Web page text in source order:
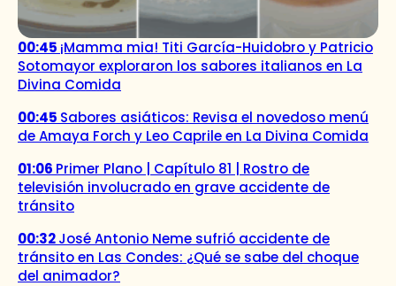
00:45 ¡Mamma mia! Titi García-Huidobro y Patricio
Sotomayor exploraron los sabores italianos en La
Divina Comida
00:45 Sabores asiáticos: Revisa el novedoso menú
de Amaya Forch y Leo Caprile en La Divina Comida
01:06 Primer Plano | Capítulo 81 | Rostro de
televisión involucrado en grave accidente de
tránsito
00:32José Antonio Neme sufrió accidente de
tránsito en Las Condes: ¿Qué se sabe del choque
del animador?